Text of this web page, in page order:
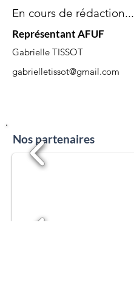
En cours de rédaction...
Représentant AFUF
Gabrielle TISSOT
gabrielletissot@gmail.com
Nos partenaires